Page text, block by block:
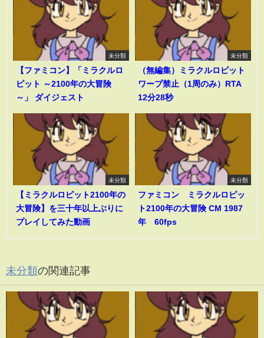
未分類
【ファミコン】「ミラクルロ
ピット ～2100年の大冒険
～」 ダイジェスト
未分類
（無編集）ミラクルロピット
ワープ禁止（1周のみ）RTA
12分28秒
未分類
【ミラクルロピット2100年の
大冒険】を三十年以上ぶりに
プレイしてみた動画
未分類
ファミコン ミラクルロピッ
ト2100年の大冒険 CM 1987
年 60fps
未分類の関連記事